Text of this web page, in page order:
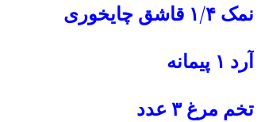
نمک ۱/۴ قاشق چایخوری
آرد ۱ پیمانه
تخم مرغ ۳ عدد